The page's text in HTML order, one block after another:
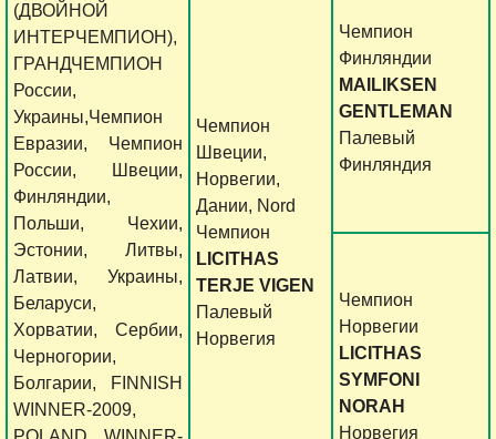
(ДВОЙНОЙ
ИНТЕРЧЕМПИОН),
ГРАНДЧЕМПИОН
России,
Украины,Чемпион
Евразии, Чемпион
России, Швеции,
Финляндии,
Польши, Чехии,
Эстонии, Литвы,
Латвии, Украины,
Беларуси,
Хорватии, Сербии,
Черногории,
Болгарии, FINNISH
WINNER-2009,
Чемпион
Швеции,
Норвегии,
Дании, Nord
Чемпион
LICITHAS
TERJE VIGEN
Палевый
Норвегия
Чемпион
Финляндии
MAILIKSEN
GENTLEMAN
Палевый
Финляндия
Чемпион
Норвегии
LICITHAS
SYMFONI
NORAH
Норвегия